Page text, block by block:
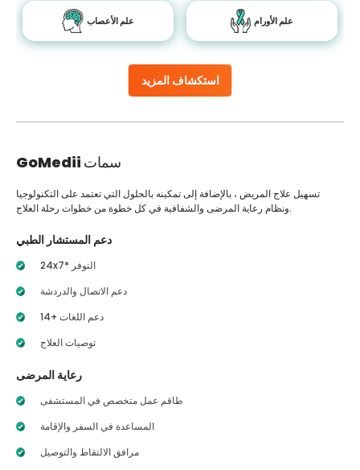
استكشاف المزيد
علم الأعصاب علم الأورام
GoMedii سمات
تسهيل علاج المريض ، بالإضافة إلى تمكينه بالحلول التي تعتمد على التكنولوجيا
ونظام رعاية المرضى والشفافية في كل خطوة من خطوات رحلة العلاج.
دعم المستشار الطبي
24x7* التوفر
دعم الاتصال والدردشة
14+ دعم اللغات
توصيات العلاج
رعاية المرضى
طاقم عمل متخصص في المستشفى
المساعدة في السفر والإقامة
مرافق الالتقاط والتوصيل